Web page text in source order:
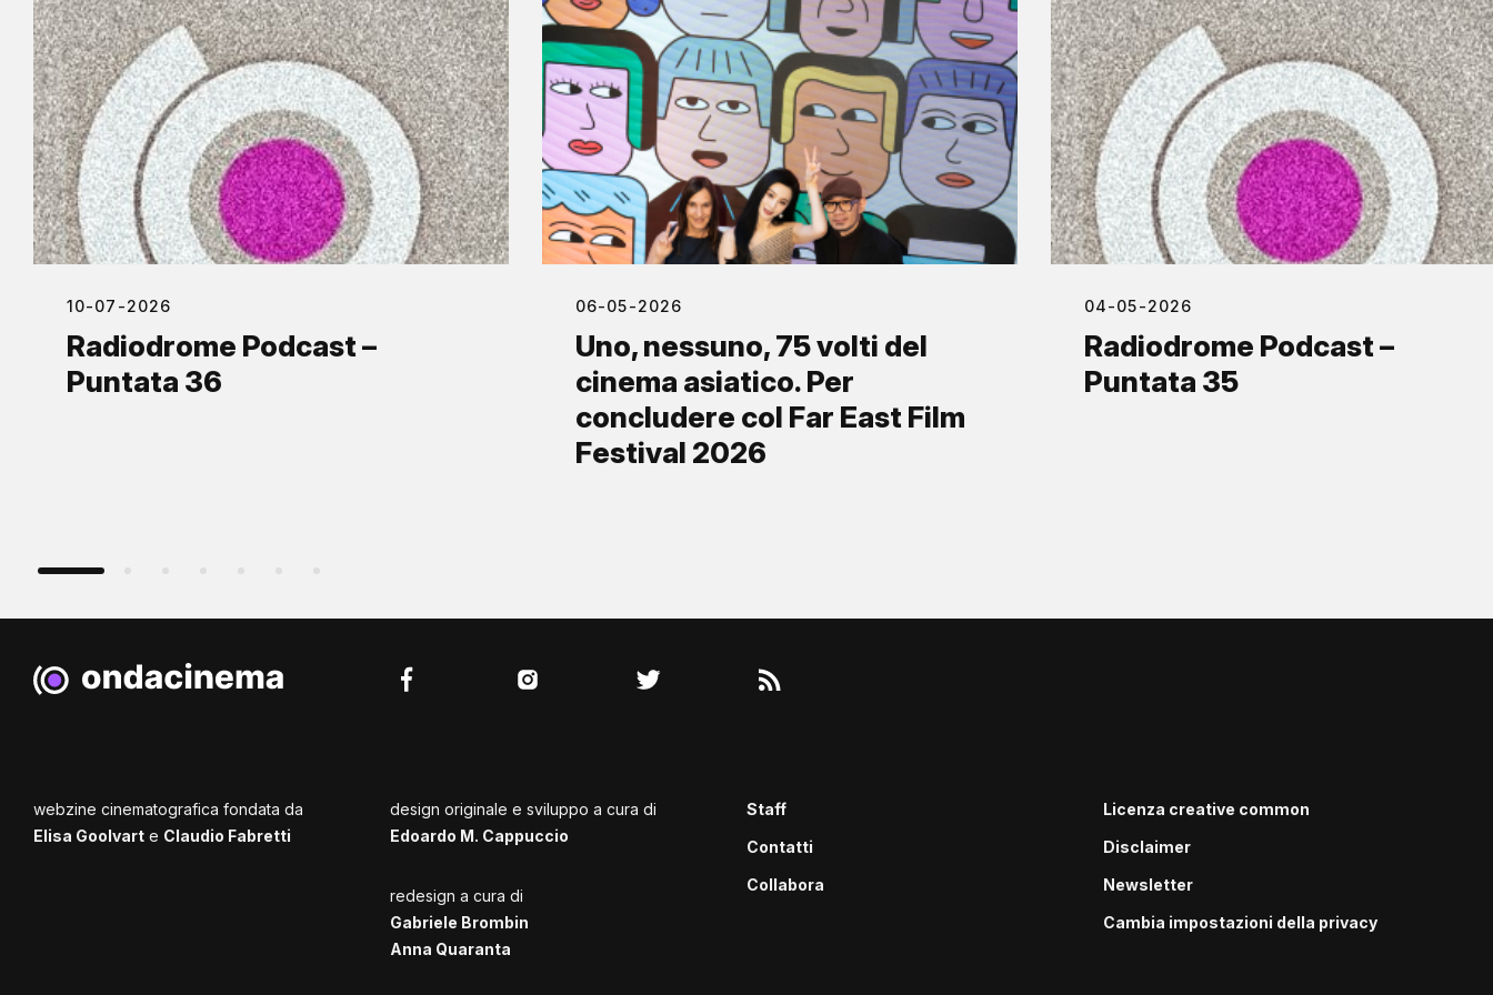
10-07-2026
Radiodrome Podcast –
Puntata 36
06-05-2026
Uno, nessuno, 75 volti del
cinema asiatico. Per
concludere col Far East Film
Festival 2026
04-05-2026
Radiodrome Podcast –
Puntata 35
webzine cinematografica fondata da
Elisa Goolvart e Claudio Fabretti
design originale e sviluppo a cura di
Edoardo M. Cappuccio
redesign a cura di
Gabriele Brombin
Anna Quaranta
Staff
Contatti
Collabora
Licenza creative common
Disclaimer
Newsletter
Cambia impostazioni della privacy